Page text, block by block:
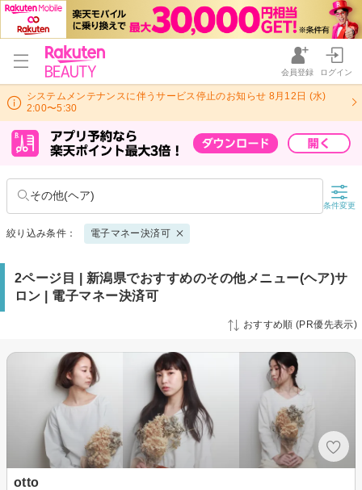
会員登録 ログイン
システムメンテナンスに伴うサービス停止のお知らせ 8月12日 (水)
2:00〜5:30
その他(ヘア)
条件変更
絞り込み条件： 電子マネー決済可
2ページ目 | 新潟県でおすすめのその他メニュー(ヘア)サ
ロン | 電子マネー決済可
おすすめ順 (PR優先表示)
otto